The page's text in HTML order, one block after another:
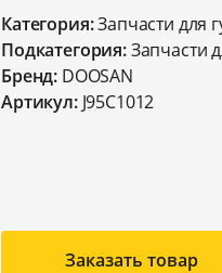
Категория:Запчасти для
Подкатегория:Запчасти
Бренд: DOOSAN
Артикул:J95C1012
Заказать товар